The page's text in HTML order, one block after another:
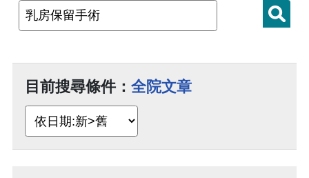
目前搜尋條件： 全院文章